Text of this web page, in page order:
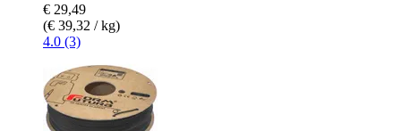
€ 29,49
(€ 39,32 / kg)
4.0 (3)